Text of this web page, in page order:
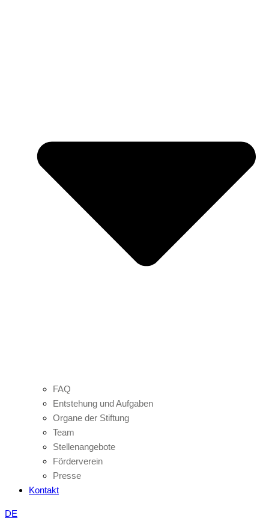
FAQ
Entstehung und Aufgaben
Organe der Stiftung
Team
Stellenangebote
Förderverein
Presse
Kontakt
DE